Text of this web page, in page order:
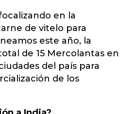
en la
de vitelo para
este año, la
de 15 Mercolantas en
del país para
de los